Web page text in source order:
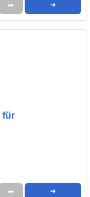
➦ ➜
für
➦ ➜